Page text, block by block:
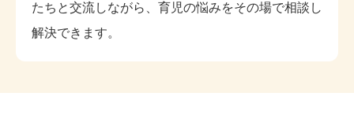
たちと交流しながら、育児の悩みをその場で相談し
解決できます。